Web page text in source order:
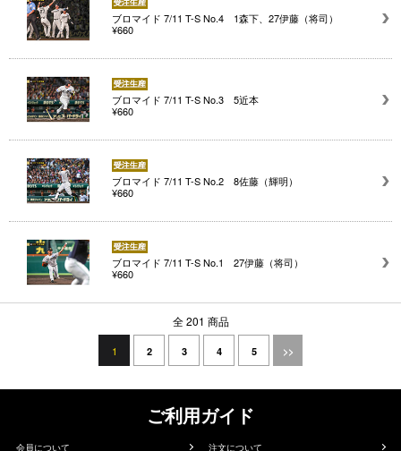
ブロマイド 7/11 T-S No.4 1森下、27伊藤（将司）
¥660
ブロマイド 7/11 T-S No.3 5近本
¥660
ブロマイド 7/11 T-S No.2 8佐藤（輝明）
¥660
ブロマイド 7/11 T-S No.1 27伊藤（将司）
¥660
全 201 商品
1 2 3 4 5 >>
ご利用ガイド
会員について 注文について